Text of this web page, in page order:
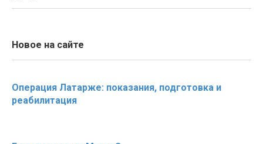
Новое на сайте
Операция Латарже: показания, подготовка и
реабилитация